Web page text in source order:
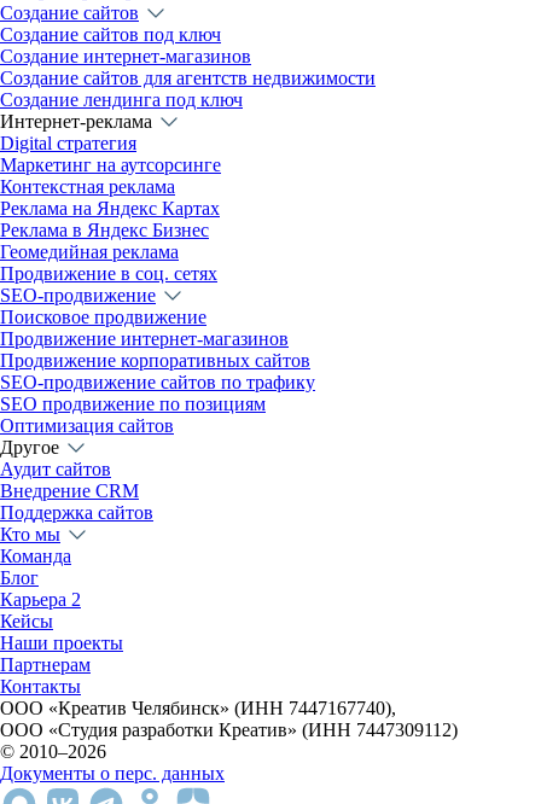
Создание сайтов
Создание сайтов под ключ
Создание интернет-магазинов
Создание сайтов для агентств недвижимости
Создание лендинга под ключ
Интернет-реклама
Digital стратегия
Маркетинг на аутсорсинге
Контекстная реклама
Реклама на Яндекс Картах
Реклама в Яндекс Бизнес
Геомедийная реклама
Продвижение в соц. сетях
SEO-продвижение
Поисковое продвижение
Продвижение интернет-магазинов
Продвижение корпоративных сайтов
SEO-продвижение сайтов по трафику
SEO продвижение по позициям
Оптимизация сайтов
Другое
Аудит сайтов
Внедрение CRM
Поддержка сайтов
Кто мы
Команда
Блог
Карьера 2
Кейсы
Наши проекты
Партнерам
Контакты
ООО «Креатив Челябинск» (ИНН 7447167740),
ООО «Студия разработки Креатив» (ИНН 7447309112)
© 2010–2026
Документы о перс. данных